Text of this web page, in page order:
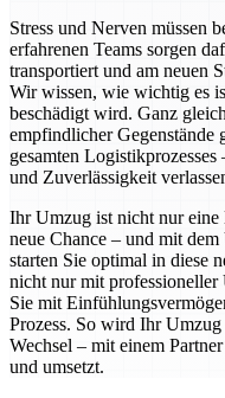
Stress und Nerven müssen
erfahrenen Teams sorgen
transportiert und am neuen
Wir wissen, wie wichtig es
beschädigt wird. Ganz
empfindlicher Gegenstände
gesamten
und Zuverlässigkeit
Ihr Umzug ist nicht nur eine
neue Chance – und mit
starten Sie optimal in diese
nicht nur mit professioneller
Sie mit
Prozess. So wird Ihr
Wechsel – mit einem
und umsetzt.